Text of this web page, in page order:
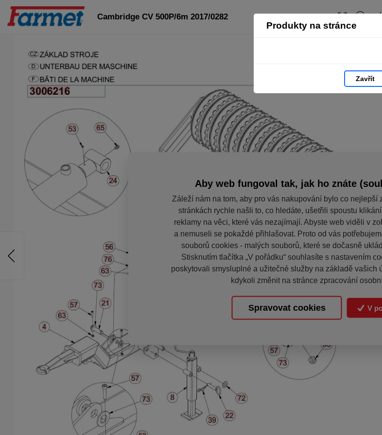
Produkty na stránce
Zavřít
Cambridge CV 500P/6m 2017/0282
Aby web fungoval tak, jak ho znáte
Záleží nám na tom, aby pro vás nakupování bylo co nejlepší
stránkách rychle našli to, co hledáte, ušetřili spoustu
reklamy na věci, které vás nezajímají. Abyste web viděli v
a nemuseli se pokaždé přihlašovat. Proto od vás
souborů cookies - malých souborů, které se dočasně
Stisknutím tlačítka „V pořádku“ souhlasíte s nastavením
poskytovali smysluplné a užitečné služby na základě vašich
kdykoli změnit na stránce zpracování
Spravovat cookies V